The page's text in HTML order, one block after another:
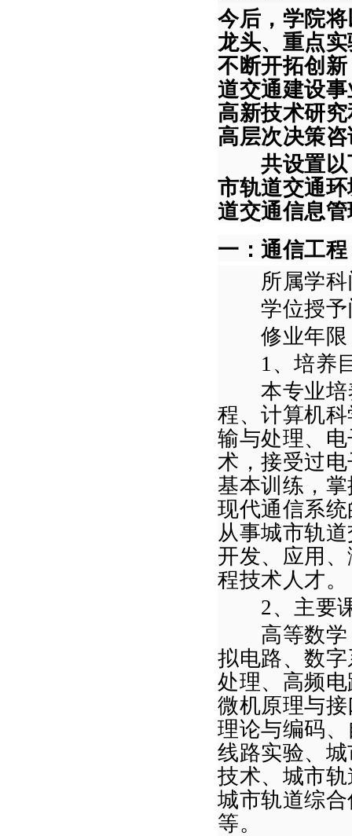
今后，学院
龙头、重点
不断开拓创
道交通建设
高新技术研
高层次决策
共设置以
市轨道交通
道交通信息
一：通信工
所属学科
学位授予
修业年限
1 、培养
本专业培
程 、计算机
输与处理、
术，接受过
基本训练，
现代通信系
从事城市轨道
开发、应用
程技术人才。
2 、主要
高等数学
拟电路、数
处理、高频
微机原理与
理论与编码、
线路实验、
技术、城市
城市轨道综
等。